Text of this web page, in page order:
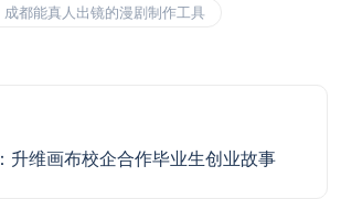
成都能真人出镜的漫剧制作工具
升维画布校企合作毕业生创业故事